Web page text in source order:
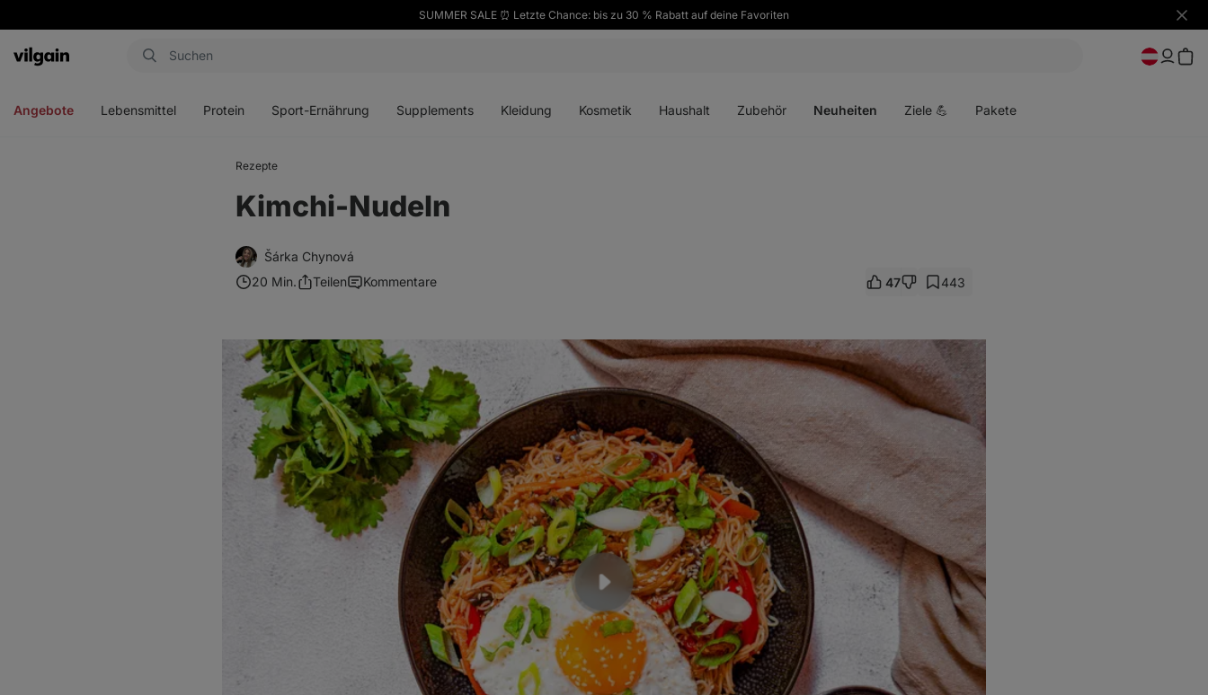
SUMMER SALE ⏰ Letzte Chance: bis zu 30 % Rabatt auf deine Favoriten
Aktin
Angebote Lebensmittel Protein Sport-Ernährung Supplements Kleidung Kosmetik Haushalt Zubehör Neuheiten Ziele 💪 Pakete
Rezepte
Kimchi-Nudeln
Šárka Chynová
20 Min.
Teilen Kommentare 47 443